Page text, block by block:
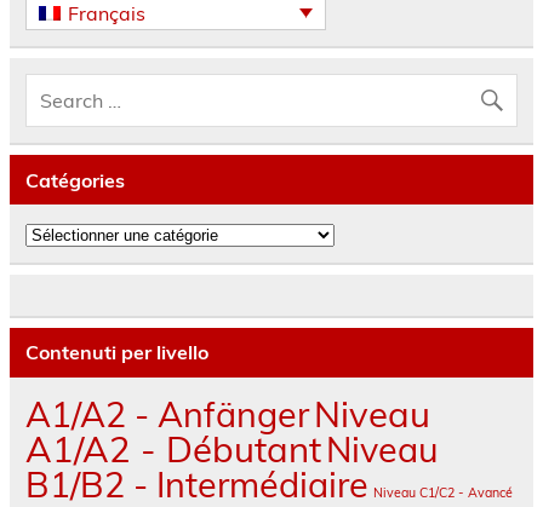
Français
Catégories
Catégories
Contenuti per livello
A1/A2 - AnfängerNiveau
A1/A2 - DébutantNiveau
B1/B2 - Intermédiaire Niveau C1/C2 - Avancé